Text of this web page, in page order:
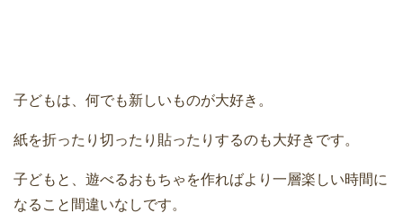
子どもは、何でも新しいものが大好き。
紙を折ったり切ったり貼ったりするのも大好きです。
子どもと、遊べるおもちゃを作ればより一層楽しい時間に
なること間違いなしです。